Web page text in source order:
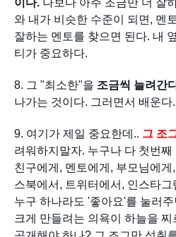
이다. 나보다 아주 조금만 더 잘
와 내가 비슷한 수준이 되면, 멘
잘하는 멘토를 찾으면 된다. 내
티가 중요하다.
8. 그 "최소한"을 조금씩 늘려간
나가는 것이다. 그러면서 배운다.
9. 여기가 제일 중요한데.. 그 조
려워하지말자. 누구나 다 첫번
친구에게, 멘토에게, 부모님에게
스북에서, 트위터에서, 인스타
누구 하나라도 '좋아요'를 눌러
크게 만들려는 의욕이 하늘을 찌